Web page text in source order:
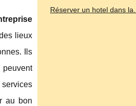
lieux
Ils
peuvent
au bon
Réserver un hotel dans la...